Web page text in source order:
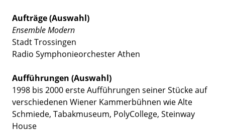
Aufträge (Auswahl)
Ensemble Modern
Stadt Trossingen
Radio Symphonieorchester Athen
Aufführungen (Auswahl)
1998 bis 2000 erste Aufführungen seiner Stücke auf
verschiedenen Wiener Kammerbühnen wie Alte
Schmiede, Tabakmuseum, PolyCollege, Steinway
House